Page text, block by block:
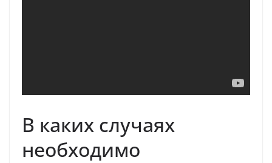
В каких случаях
необходимо